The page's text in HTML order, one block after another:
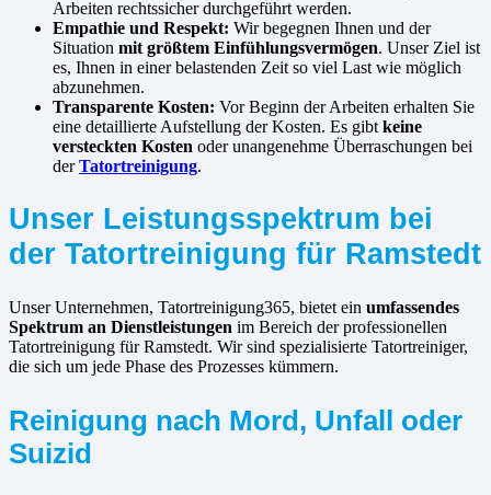
Arbeiten rechtssicher durchgeführt werden.
Empathie und Respekt: Wir begegnen Ihnen und der
Situation mit größtem Einfühlungsvermögen. Unser Ziel ist
es, Ihnen in einer belastenden Zeit so viel Last wie möglich
abzunehmen.
Transparente Kosten: Vor Beginn der Arbeiten erhalten Sie
eine detaillierte Aufstellung der Kosten. Es gibt keine
versteckten Kosten oder unangenehme Überraschungen bei
derTatortreinigung.
Unser Leistungsspektrum bei
der Tatortreinigung für Ramstedt
Unser Unternehmen, Tatortreinigung365, bietet ein umfassendes
Spektrum an Dienstleistungen im Bereich der professionellen
Tatortreinigung für Ramstedt. Wir sind spezialisierte Tatortreiniger,
die sich um jede Phase des Prozesses kümmern.
Reinigung nach Mord, Unfall oder
Suizid